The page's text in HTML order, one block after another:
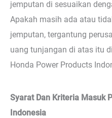
jemputan di sesuaikan
Apakah masih ada atau
jemputan, tergantung
uang tunjangan di atas itu
Honda Power Products
Syarat Dan Kriteria Masuk
Indonesia